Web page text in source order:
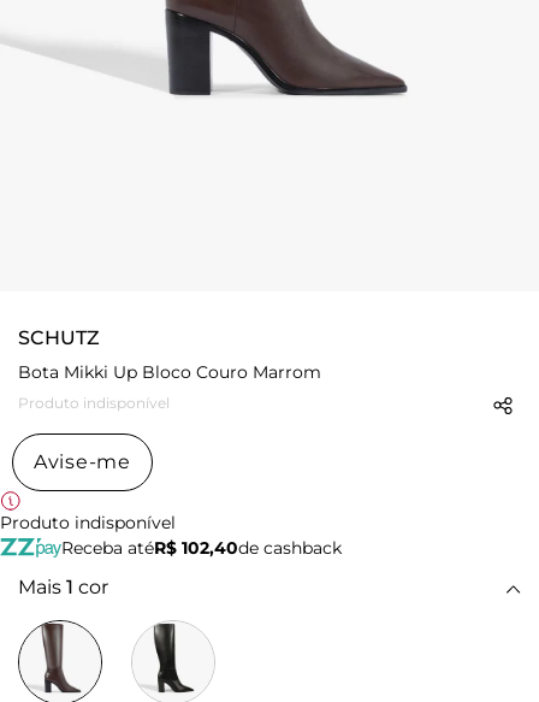
SCHUTZ
Bota Mikki Up Bloco Couro Marrom
Produto indisponível
Avise-me
Produto indisponível
Receba atéR$ 102,40de cashback
Mais 1 cor